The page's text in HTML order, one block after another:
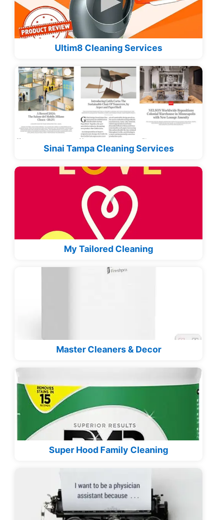
Ultim8 Cleaning Services
Sinai Tampa Cleaning Services
My Tailored Cleaning
Master Cleaners & Decor
Super Hood Family Cleaning